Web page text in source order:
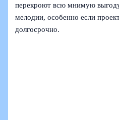
перекроют всю мнимую
мелодии, особенно если
долгосрочно.